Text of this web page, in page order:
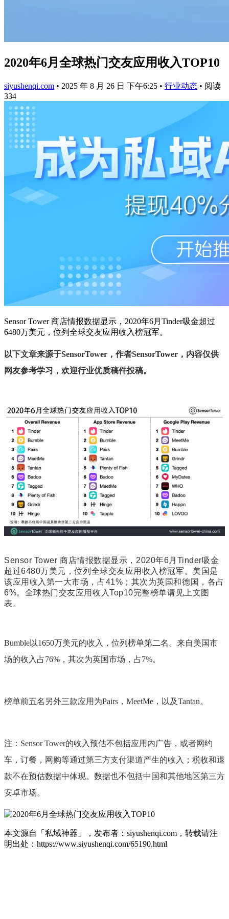
2020年6月全球热门交友应用收入TOP10
siyushenqi.com • 2025 年 8 月 26 日 下午6:25 • 行业动态 • 阅读
334
Sensor Tower 商店情报数据显示，2020年6月Tinder吸金超过
6480万美元，位列全球交友应用收入榜冠军。
以下文章来源于SensorTower ，作者SensorTower ，内容仅供
网友参考学习，欢迎行业优质稿件投稿。
Sensor Tower 商店情报数据显示，2020年6月Tinder吸金
超过6480万美元，位列全球交友应用收入榜冠军。美国是
该应用收入第一大市场，占41%；其次为英国和德国，各占
6%。全球热门交友应用收入Top10完整榜单请见上文图
表。
Bumble以1650万美元的收入，位列榜单第二名。来自美国市
场的收入占76%，其次为英国市场，占7%。
榜单前五名另外三款应用为Pairs，MeetMe，以及Tantan。
注：Sensor Tower的收入预估不包括应用内广告，或者网约
车，订餐，网购等通过第三方支付渠道产生的收入；税收和退
款不在预估数据中体现。数据也不包括中国和其他地区第三方
安卓市场。
本文源自「私域神器」，发布者：siyushenqi.com，转载请注
明出处： https://www.siyushenqi.com/65190.html